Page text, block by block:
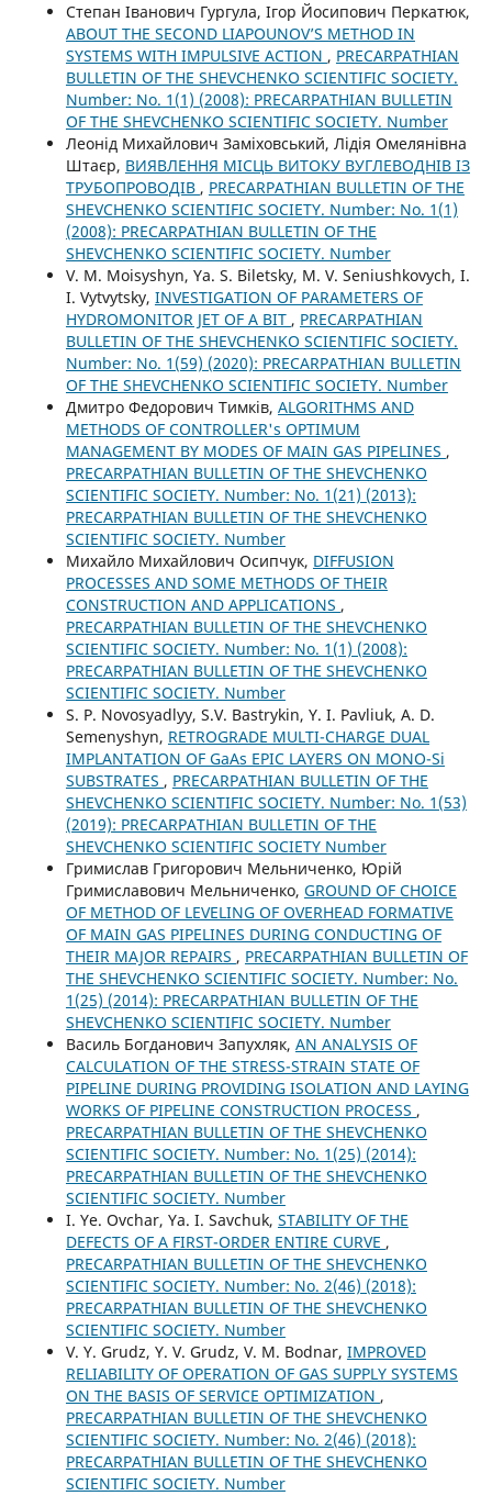
Степан Іванович Гургула, Ігор Йосипович Перкатюк,
ABOUT THE SECOND LIAPOUNOV’S METHOD IN
SYSTEMS WITH IMPULSIVE ACTION , PRECARPATHIAN
BULLETIN OF THE SHEVCHENKO SCIENTIFIC SOCIETY.
Number: No. 1(1) (2008): PRECARPATHIAN BULLETIN
OF THE SHEVCHENKO SCIENTIFIC SOCIETY. Number
Леонід Михайлович Заміховський, Лідія Омелянівна
Штаєр, ВИЯВЛЕННЯ МІСЦЬ ВИТОКУ ВУГЛЕВОДНІВ ІЗ
ТРУБОПРОВОДІВ , PRECARPATHIAN BULLETIN OF THE
SHEVCHENKO SCIENTIFIC SOCIETY. Number: No. 1(1)
(2008): PRECARPATHIAN BULLETIN OF THE
SHEVCHENKO SCIENTIFIC SOCIETY. Number
V. M. Moisyshyn, Ya. S. Biletsky, M. V. Seniushkovych, I.
I. Vytvytsky, INVESTIGATION OF PARAMETERS OF
HYDROMONITOR JET OF A BIT , PRECARPATHIAN
BULLETIN OF THE SHEVCHENKO SCIENTIFIC SOCIETY.
Number: No. 1(59) (2020): PRECARPATHIAN BULLETIN
OF THE SHEVCHENKO SCIENTIFIC SOCIETY. Number
Дмитро Федорович Тимків, ALGORITHMS AND
METHODS OF CONTROLLER's OPTIMUM
MANAGEMENT BY MODES OF MAIN GAS PIPELINES ,
PRECARPATHIAN BULLETIN OF THE SHEVCHENKO
SCIENTIFIC SOCIETY. Number: No. 1(21) (2013):
PRECARPATHIAN BULLETIN OF THE SHEVCHENKO
SCIENTIFIC SOCIETY. Number
Михайло Михайлович Осипчук, DIFFUSION
PROCESSES AND SOME METHODS OF THEIR
CONSTRUCTION AND APPLICATIONS ,
PRECARPATHIAN BULLETIN OF THE SHEVCHENKO
SCIENTIFIC SOCIETY. Number: No. 1(1) (2008):
PRECARPATHIAN BULLETIN OF THE SHEVCHENKO
SCIENTIFIC SOCIETY. Number
S. P. Novosyadlyy, S.V. Bastrykin, Y. I. Pavliuk, A. D.
Semenyshyn, RETROGRADE MULTI-CHARGE DUAL
IMPLANTATION OF GaAs EPIC LAYERS ON MONO-Si
SUBSTRATES , PRECARPATHIAN BULLETIN OF THE
SHEVCHENKO SCIENTIFIC SOCIETY. Number: No. 1(53)
(2019): PRECARPATHIAN BULLETIN OF THE
SHEVCHENKO SCIENTIFIC SOCIETY Number
Гримислав Григорович Мельниченко, Юрій
Гримиславович Мельниченко, GROUND OF CHOICE
OF METHOD OF LEVELING OF OVERHEAD FORMATIVE
OF MAIN GAS PIPELINES DURING CONDUCTING OF
THEIR MAJOR REPAIRS , PRECARPATHIAN BULLETIN OF
THE SHEVCHENKO SCIENTIFIC SOCIETY. Number: No.
1(25) (2014): PRECARPATHIAN BULLETIN OF THE
SHEVCHENKO SCIENTIFIC SOCIETY. Number
Василь Богданович Запухляк, AN ANALYSIS OF
CALCULATION OF THE STRESS-STRAIN STATE OF
PIPELINE DURING PROVIDING ISOLATION AND LAYING
WORKS OF PIPELINE CONSTRUCTION PROСESS ,
PRECARPATHIAN BULLETIN OF THE SHEVCHENKO
SCIENTIFIC SOCIETY. Number: No. 1(25) (2014):
PRECARPATHIAN BULLETIN OF THE SHEVCHENKO
SCIENTIFIC SOCIETY. Number
I. Ye. Ovchar, Ya. I. Savchuk, STABILITY OF THE
DEFECTS OF A FIRST-ORDER ENTIRE CURVE ,
PRECARPATHIAN BULLETIN OF THE SHEVCHENKO
SCIENTIFIC SOCIETY. Number: No. 2(46) (2018):
PRECARPATHIAN BULLETIN OF THE SHEVCHENKO
SCIENTIFIC SOCIETY. Number
V. Y. Grudz, Y. V. Grudz, V. M. Bodnar, IMPROVED
RELIABILITY OF OPERATION OF GAS SUPPLY SYSTEMS
ON THE BASIS OF SERVICE OPTIMIZATION ,
PRECARPATHIAN BULLETIN OF THE SHEVCHENKO
SCIENTIFIC SOCIETY. Number: No. 2(46) (2018):
PRECARPATHIAN BULLETIN OF THE SHEVCHENKO
SCIENTIFIC SOCIETY. Number